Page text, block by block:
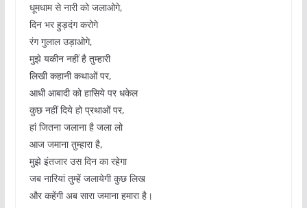
धूमधाम से नारी को जलाओगे,
दिन भर हुड़दंग करोगे
रंग गुलाल उड़ाओगे,
मुझे यकीन नहीं है तुम्हारी
लिखी कहानी कथाओं पर,
आधी आबादी को हासिये पर धकेल
कुछ नहीं दिये हो प्रथाओं पर,
हां जितना जलाना है जला लो
आज जमाना तुम्हारा है,
मुझे इंतजार उस दिन का रहेगा
जब नारियां तुम्हें जलायेगी कुछ लिख
और कहेंगी अब सारा जमाना हमारा है।